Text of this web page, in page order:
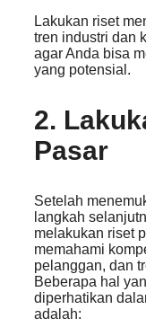
Lakukan riset
tren industri dan
agar Anda bisa
yang potensial.
2.
Pasar
Setelah
langkah
melakukan riset
memahami
pelanggan, dan
Beberapa hal
diperhatikan
adalah: